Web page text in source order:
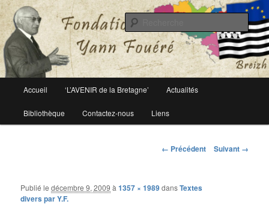
Fondation Yann Fouéré
Le site officiel de la fondation Yann Fouéré
principal
Aller
au
Accueil ‘L’AVENIR de la Bretagne’ Actualités
Bibliothèque Contactez-nous Liens
Navigation
← Précédent Suivant →
Publié ledécembre 9, 2009 à1357 × 1989dansTextes
divers par Y.F.